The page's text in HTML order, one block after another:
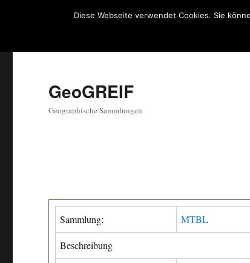
GeoGREIF
Geographische Sammlungen
Sammlung: MTBL
Beschreibung
Diese Webseite verwendet Cookies. Sie